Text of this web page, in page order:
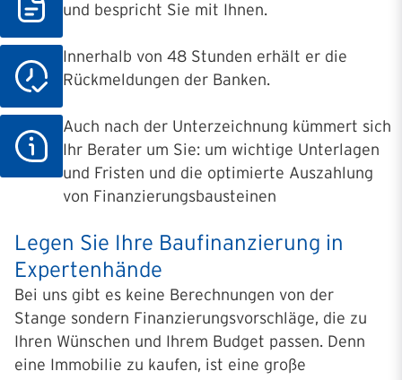
und bespricht Sie mit Ihnen.
Innerhalb von 48 Stunden erhält er die
Rückmeldungen der Banken.
Auch nach der Unterzeichnung kümmert sich
Ihr Berater um Sie: um wichtige Unterlagen
und Fristen und die optimierte Auszahlung
von Finanzierungsbausteinen
Legen Sie Ihre Baufinanzierung in
Expertenhände
Bei uns gibt es keine Berechnungen von der
Stange sondern Finanzierungsvorschläge, die zu
Ihren Wünschen und Ihrem Budget passen. Denn
eine Immobilie zu kaufen, ist eine große